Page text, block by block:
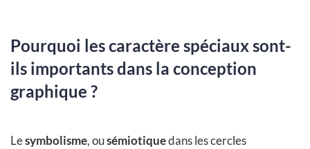
Pourquoi les caractère spéciaux sont-
ils importants dans la conception
graphique ?
Lesymbolisme, ousémiotiquedans les cercles